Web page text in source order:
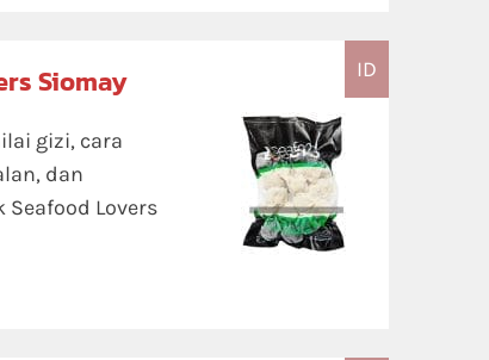
ID
Siomay
gizi, cara
dan
Lovers